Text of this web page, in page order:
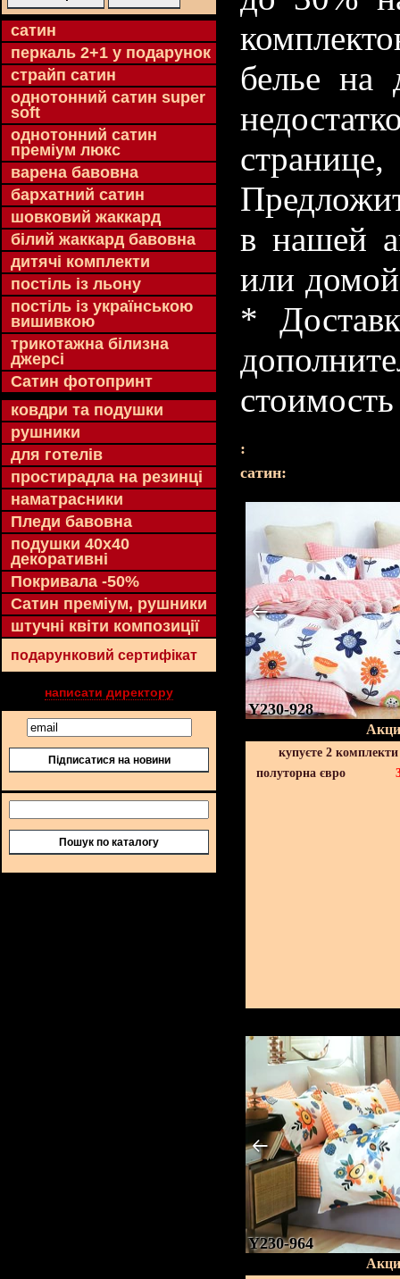
cатин
перкаль 2+1 у подарунок
страйп сатин
однотонний сатин super
soft
однотонний сатин
преміум люкс
варена бавовна
бархатний сатин
шовковий жаккард
білий жаккард бавовна
дитячі комплекти
постіль із льону
постіль із українською
вишивкою
трикотажна білизна
джерсі
Сатин фотопринт
ковдри та подушки
рушники
для готелів
простирадла на резинці
наматрасники
Пледи бавовна
подушки 40х40
декоративні
Покривала -50%
Сатин преміум, рушники
штучні квіти композиції
подарунковий сертифікат
написати директору
Підписатися на новини
Пошук по каталогу
белье на
в нашей
или
*
:
cатин:
Y230-928
купуєте 2
полуторна євро
Y230-964